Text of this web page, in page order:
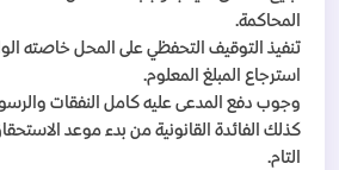
المحاكمة.
تنفيذ التوقيف التحفظي على المحل خاصته
استرجاع المبلغ المعلوم.
وجوب دفع المدعى عليه كامل النفقات
كذلك الفائدة القانونية من بدء موعد
التام.